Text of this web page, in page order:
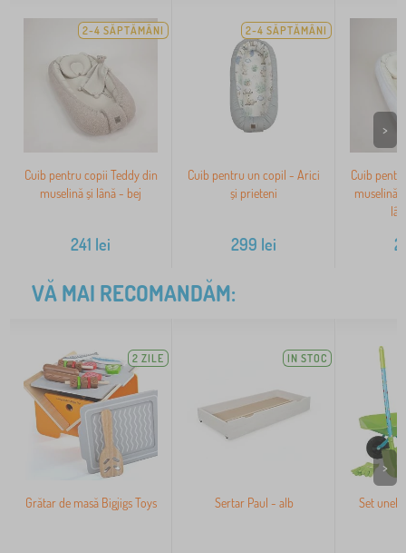
2-4 SĂPTĂMÂNI
Cuib pentru copii Teddy din
muselină și lână - bej
241 lei
2-4 SĂPTĂMÂNI
Cuib pentru un copil - Arici
și prieteni
299 lei
Cuib
muselină
>
VĂ MAI RECOMANDĂM:
2 ZILE
Grătar de masă Bigjigs Toys
IN STOC
Sertar Paul - alb Set
>